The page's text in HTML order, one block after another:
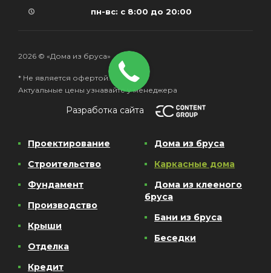
пн-вс: с 8:00 до 20:00
2026 © «Дома из бруса»
* Не является офертой.
Актуальные цены узнавайте у менеджера
Разработка сайта
Проектирование
Строительство
Фундамент
Производство
Крыши
Отделка
Кредит
Дома из бруса
Каркасные дома
Дома из клееного
бруса
Бани из бруса
Беседки